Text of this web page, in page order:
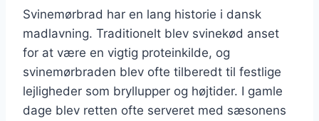
Svinemørbrad har en lang historie i dansk
madlavning. Traditionelt blev svinekød anset
for at være en vigtig proteinkilde, og
svinemørbraden blev ofte tilberedt til festlige
lejligheder som bryllupper og højtider. I gamle
dage blev retten ofte serveret med sæsonens